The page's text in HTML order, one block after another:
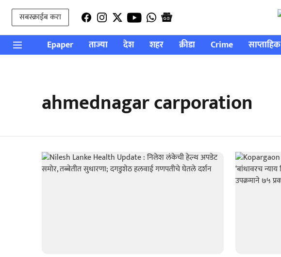
सबस्क्राईब करा
Epaper ताज्या देश शहर क्रीडा Crime साप्ताहिक
ahmednagar carporation